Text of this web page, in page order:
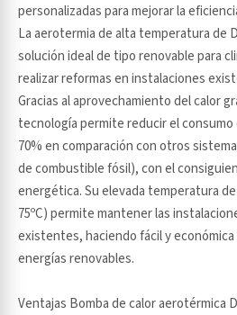
personalizadas para mejorar la
La aerotermia de alta temperatura de
solución ideal de tipo renovable para
realizar reformas en instalaciones
Gracias al aprovechamiento del calor
tecnología permite reducir el consumo
70% en comparación con otros
de combustible fósil), con el
energética. Su elevada temperatura
75ºC) permite mantener las
existentes, haciendo fácil y económica
energías renovables.
Ventajas Bomba de calor aerotérmica